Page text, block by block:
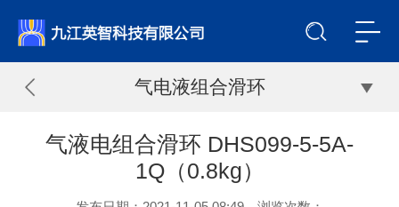
气电液组合滑环
气液电组合滑环 DHS099-5-5A-
1Q（0.8kg）